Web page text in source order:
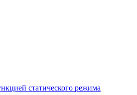
статического режима